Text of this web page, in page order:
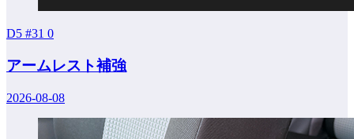
D5 #31 0
アームレスト補強
2026-08-08